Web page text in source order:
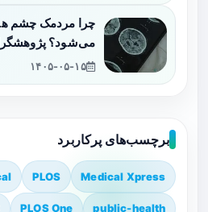
چرا مردمک چشم
می‌شود؟
۱۴۰۵-۰۵-۱۵
برچسب‌های پرکاربرد
Medical Xpress
PLOS
public-health
PLOS One